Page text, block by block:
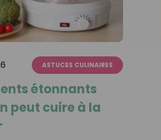
ASTUCES CULINAIRES
étonnants
peut cuire à la